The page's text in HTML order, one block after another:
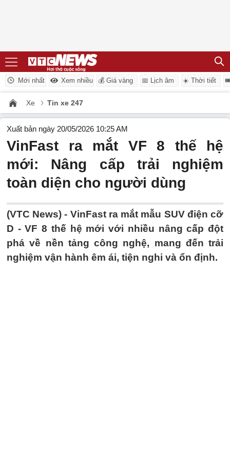
Mới nhất Xem nhiều 💰 Giá vàng 📅 Lịch âm ☀️ Thời tiết
Xe Tin xe 247
Xuất bản ngày 20/05/2026 10:25 AM
VinFast ra mắt VF 8 thế hệ
mới: Nâng cấp trải nghiệm
toàn diện cho người dùng
(VTC News) - VinFast ra mắt mẫu SUV điện cỡ
D - VF 8 thế hệ mới với nhiều nâng cấp đột
phá về nền tảng công nghệ, mang đến trải
nghiệm vận hành êm ái, tiện nghi và ổn định.